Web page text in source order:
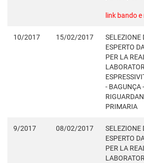
link bando
10/2017 15/02/2017
SELEZIONE
ESPERTO
PER LA
- BAGUNÇA -
PRIMARIA
9/2017 08/02/2017
SELEZIONE
ESPERTO
PER LA